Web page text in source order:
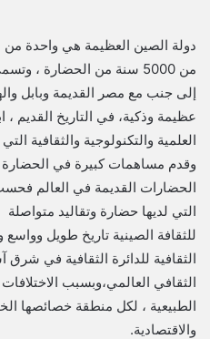
ا
دولة الصين العظيمة هي واحدة من
من 5000 سنة من الحضارة ،
إلى جنب مع مصر القديمة وبابل
عظيمة وذكية، في التاريخ القديم ،
العلمية والتكنولوجية والثقافية
وقدم مساهمات كبيرة في الحضارة
الحضارات القديمة في العالم
التي لديها حضارة وتقاليد متواصلة
للثقافة الصينية تاريخ طويل
الثقافية للدائرة الثقافية في
الثقافي العالمي،وبسبب
الطبيعية ، لكل منطقة خصائصها
والاقتصادية.